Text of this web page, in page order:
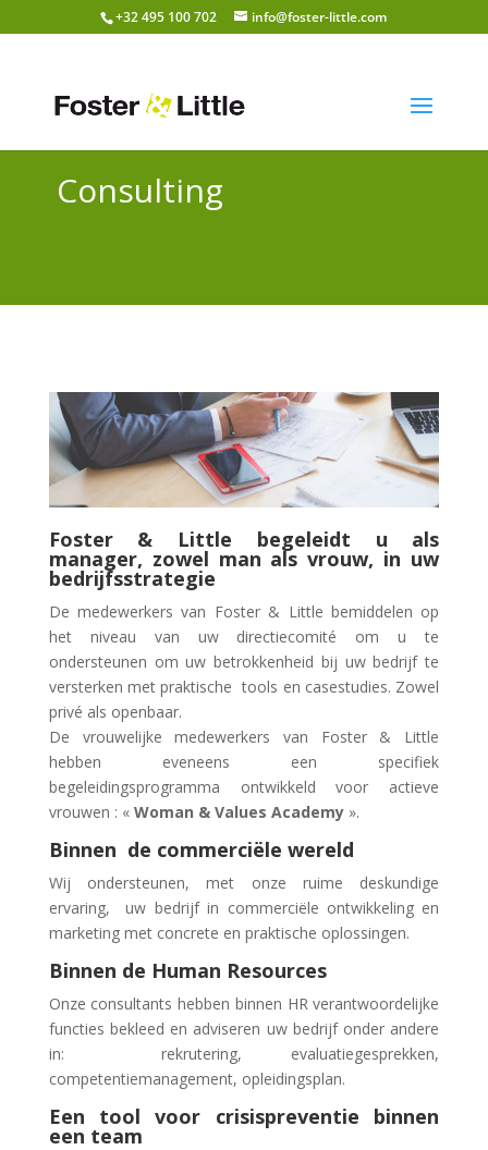
+32 495 100 702 info@foster-little.com
Consulting
Foster & Little begeleidt u als
manager, zowel man als vrouw, in uw
bedrijfsstrategie
De medewerkers van Foster & Little bemiddelen op
het niveau van uw directiecomité om u te
ondersteunen om uw betrokkenheid bij uw bedrijf te
versterken met praktische tools en casestudies. Zowel
privé als openbaar.
De vrouwelijke medewerkers van Foster & Little
hebben eveneens een specifiek
begeleidingsprogramma ontwikkeld voor actieve
vrouwen : « Woman & Values Academy».
Binnen de commerciële wereld
Wij ondersteunen, met onze ruime deskundige
ervaring, uw bedrijf in commerciële ontwikkeling en
marketing met concrete en praktische oplossingen.
Binnen de Human Resources
Onze consultants hebben binnen HR verantwoordelijke
functies bekleed en adviseren uw bedrijf onder andere
in: rekrutering, evaluatiegesprekken,
competentiemanagement, opleidingsplan.
Een tool voor crisispreventie binnen
een team